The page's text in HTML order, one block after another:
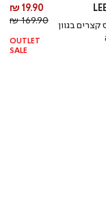
קצרים בגוון
19.90 ₪
169.90 ₪
OUTLET
SALE